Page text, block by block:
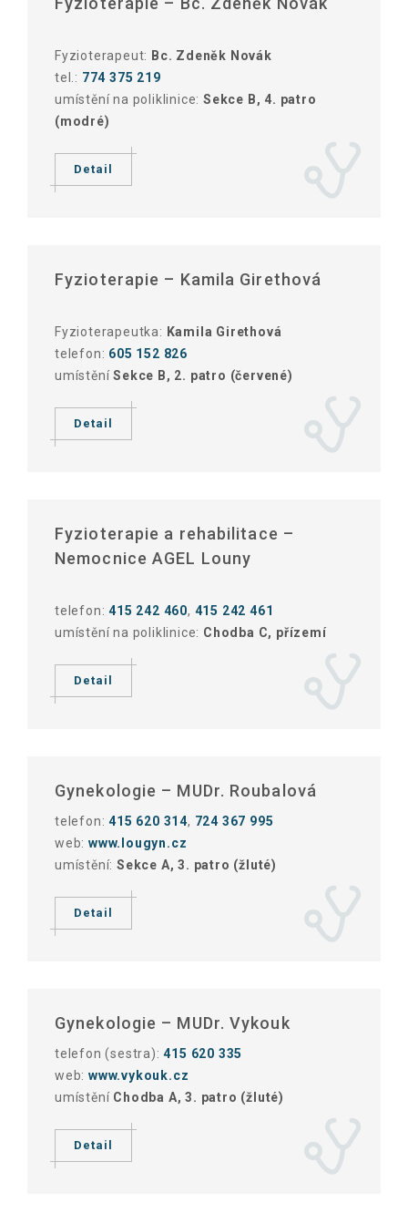
Fyzioterapeut: Bc. Zdeněk Novák
tel.: 774 375 219
umístění na poliklinice: Sekce B, 4. patro
(modré)
Detail
Fyzioterapie – Kamila Girethová
Fyzioterapeutka: Kamila Girethová
telefon: 605 152 826
umístěníSekce B, 2. patro (červené)
Detail
Fyzioterapie a rehabilitace –
Nemocnice AGEL Louny
telefon:415 242 460, 415 242 461
umístění na poliklinice: Chodba C, přízemí
Detail
Gynekologie – MUDr. Roubalová
telefon:415 620 314, 724 367 995
web: www.lougyn.cz
umístění: Sekce A, 3. patro (žluté)
Detail
Gynekologie – MUDr. Vykouk
telefon (sestra):415 620 335
web: www.vykouk.cz
umístění Chodba A, 3. patro (žluté)
Detail